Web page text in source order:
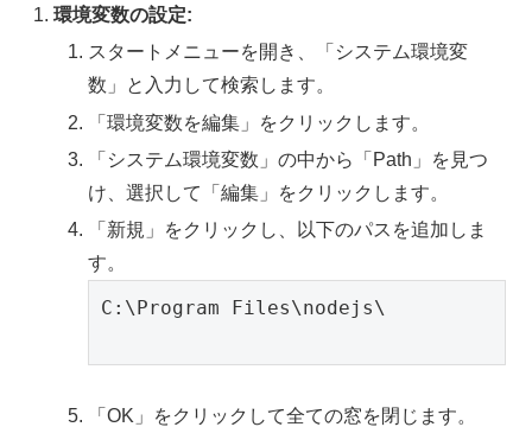
環境変数の設定:
スタートメニューを開き、「システム環境変
数」と入力して検索します。
「環境変数を編集」をクリックします。
「システム環境変数」の中から「Path」を見つ
け、選択して「編集」をクリックします。
「新規」をクリックし、以下のパスを追加しま
す。
C:\Program Files\nodejs\
「OK」をクリックして全ての窓を閉じます。